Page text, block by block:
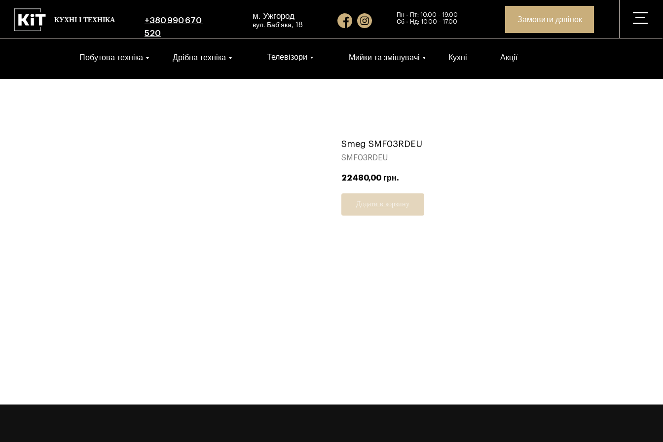
Дрібна техніка Акції
Мийки та змішувачі
Побутова техніка Кухні
Пн - Пт: 10.00 - 19.00
Cб - Нд: 10.00 - 17.00
+380 990 670
520
КУХНІ І ТЕХНІКА
вул. Баб'яка, 18
м. Ужгород Замовити дзвінок
Телевізори
Smeg SMF03RDEU
SMF03RDEU
22480,00 грн.
Додати в корзину